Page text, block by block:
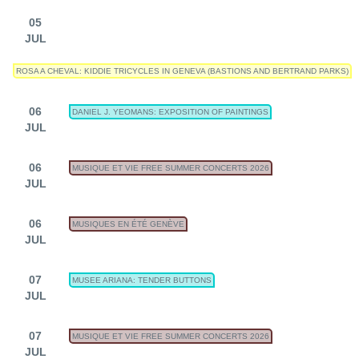
05
JUL
ROSA A CHEVAL: KIDDIE TRICYCLES IN GENEVA (BASTIONS AND BERTRAND PARKS)
06
JUL
DANIEL J. YEOMANS: EXPOSITION OF PAINTINGS
06
JUL
MUSIQUE ET VIE FREE SUMMER CONCERTS 2026
06
JUL
MUSIQUES EN ÉTÉ GENÈVE
07
JUL
MUSEE ARIANA: TENDER BUTTONS
07
JUL
MUSIQUE ET VIE FREE SUMMER CONCERTS 2026